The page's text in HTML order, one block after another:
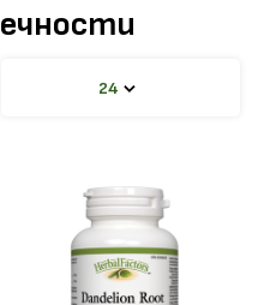
24